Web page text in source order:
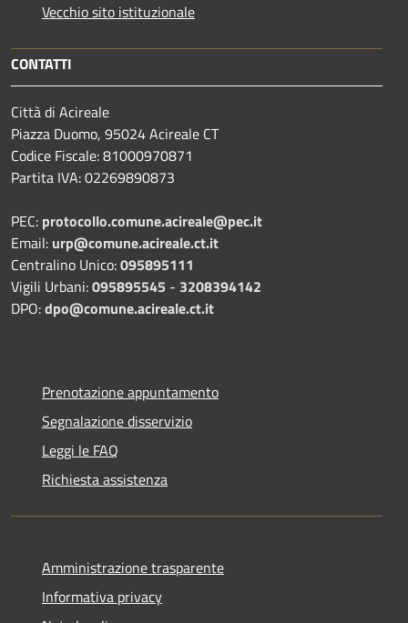
Vecchio sito istituzionale
CONTATTI
Città di Acireale
Piazza Duomo, 95024 Acireale CT
Codice Fiscale: 81000970871
Partita IVA: 02269890873
PEC: protocollo.comune.acireale@pec.it
Email: urp@comune.acireale.ct.it
Centralino Unico:095895111
Vigili Urbani:095895545 - 3208394142
DPO:dpo@comune.acireale.ct.it
Prenotazione appuntamento
Segnalazione disservizio
Leggi le FAQ
Richiesta assistenza
Amministrazione trasparente
Informativa privacy